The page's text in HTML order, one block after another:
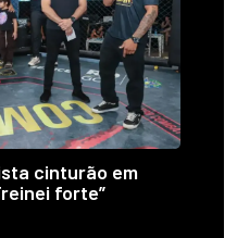
cinturão em
forte”